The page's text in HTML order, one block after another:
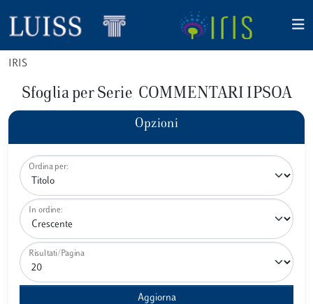
IRIS
Sfoglia per Serie COMMENTARI IPSOA
Opzioni
Ordina per:
In ordine:
Risultati/Pagina